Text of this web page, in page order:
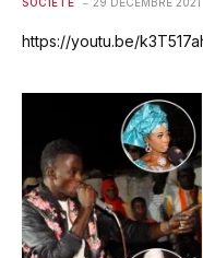
https://youtu.be/